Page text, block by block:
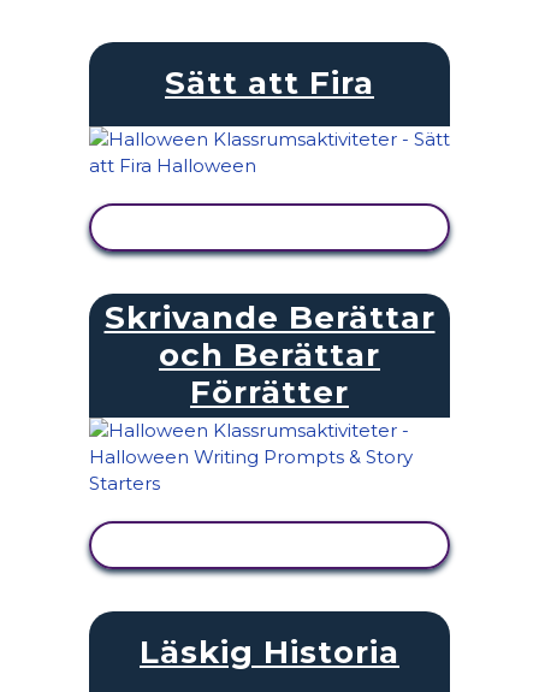
Sätt att Fira
Skrivande Berättar
och Berättar
Förrätter
Läskig Historia